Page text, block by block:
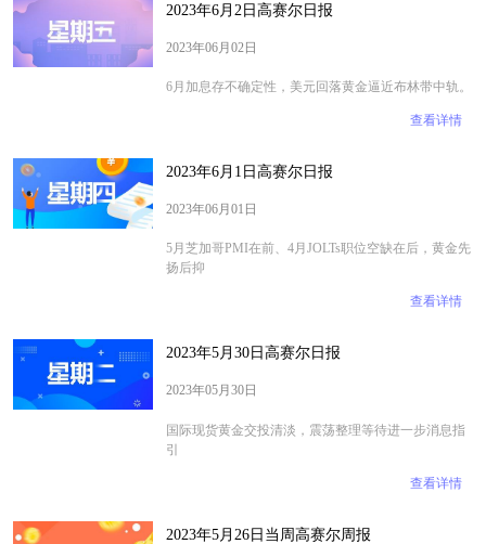
2023年6月2日高赛尔日报
2023年06月02日
​​​​​​​6月加息存不确定性，美元回落黄金逼近布林带中轨。
查看详情
2023年6月1日高赛尔日报
2023年06月01日
5月芝加哥PMI在前、4月JOLTs职位空缺在后，黄金先
扬后抑
查看详情
2023年5月30日高赛尔日报
2023年05月30日
​​​​​​​国际现货黄金交投清淡，震荡整理等待进一步消息指
引
查看详情
2023年5月26日当周高赛尔周报